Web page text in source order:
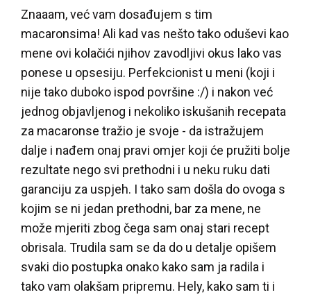
Znaaam, već vam dosađujem s tim
macaronsima! Ali kad vas nešto tako oduševi kao
mene ovi kolačići njihov zavodljivi okus lako vas
ponese u opsesiju. Perfekcionist u meni (koji i
nije tako duboko ispod površine :/) i nakon već
jednog objavljenog i nekoliko iskušanih recepata
za macaronse tražio je svoje - da istražujem
dalje i nađem onaj pravi omjer koji će pružiti bolje
rezultate nego svi prethodni i u neku ruku dati
garanciju za uspjeh. I tako sam došla do ovoga s
kojim se ni jedan prethodni, bar za mene, ne
može mjeriti zbog čega sam onaj stari recept
obrisala. Trudila sam se da do u detalje opišem
svaki dio postupka onako kako sam ja radila i
tako vam olakšam pripremu. Hely, kako sam ti i